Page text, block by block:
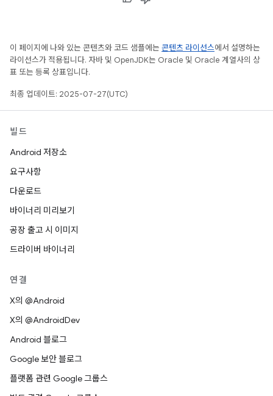
이 페이지에 나와 있는 콘텐츠와 코드 샘플에는 콘텐츠 라이선스에서 설명하는
라이선스가 적용됩니다. 자바 및 OpenJDK는 Oracle 및 Oracle 계열사의 상
표 또는 등록 상표입니다.
최종 업데이트: 2025-07-27(UTC)
빌드
Android 저장소
요구사항
다운로드
바이너리 미리보기
공장 출고 시 이미지
드라이버 바이너리
연결
X의 @Android
X의 @AndroidDev
Android 블로그
Google 보안 블로그
플랫폼 관련 Google 그룹스